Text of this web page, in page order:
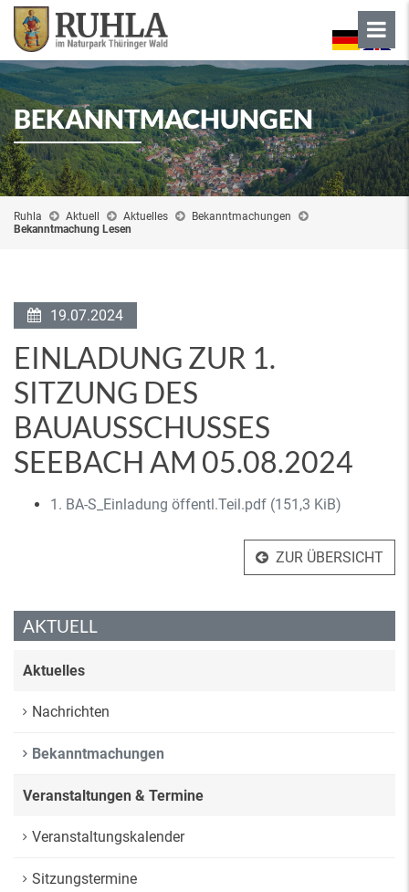
BEKANNTMACHUNGEN
Ruhla Aktuell Aktuelles
Bekanntmachungen
Bekanntmachung Lesen
19.07.2024
EINLADUNG ZUR 1.
SITZUNG DES
BAUAUSSCHUSSES
SEEBACH AM 05.08.2024
1. BA-S_Einladung öffentl.Teil.pdf (151,3 KiB)
ZUR ÜBERSICHT
AKTUELL
Aktuelles
Nachrichten
Bekanntmachungen
Veranstaltungen & Termine
Veranstaltungskalender
Sitzungstermine